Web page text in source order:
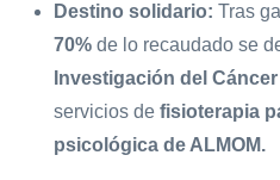
Destino solidario: Tras
70% de lo recaudado se
Investigación del
servicios de fisioterapia
psicológica de ALMOM.